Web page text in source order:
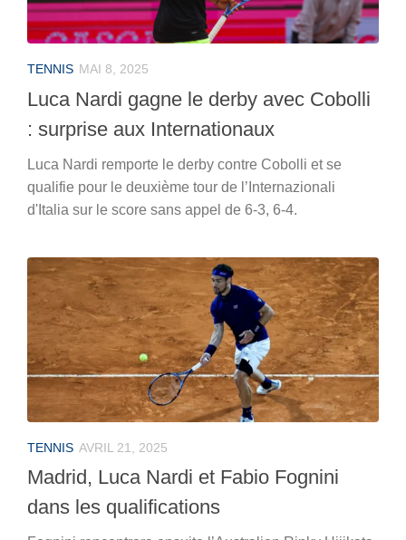
TENNIS MAI 8, 2025
Luca Nardi gagne le derby avec Cobolli
: surprise aux Internationaux
Luca Nardi remporte le derby contre Cobolli et se
qualifie pour le deuxième tour de l’Internazionali
d'Italia sur le score sans appel de 6-3, 6-4.
TENNIS AVRIL 21, 2025
Madrid, Luca Nardi et Fabio Fognini
dans les qualifications